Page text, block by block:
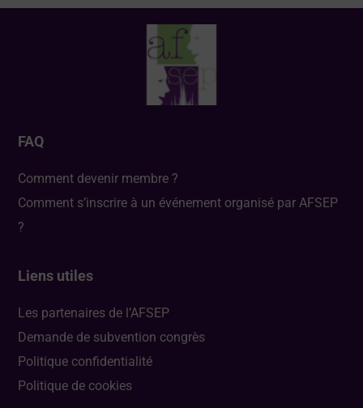
FAQ
Comment devenir membre ?
Comment s’inscrire à un événement organisé par AFSEP
?
Liens utiles
Les partenaires de l’AFSEP
Demande de subvention congrès
Politique confidentialité
Politique de cookies